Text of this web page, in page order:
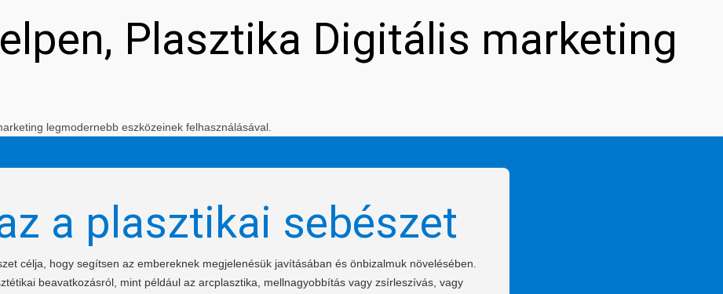
Plasztika Digitális marketing
legmodernebb eszközeinek felhasználásával.
a plasztikai sebészet
célja, hogy segítsen az embereknek megjelenésük javításában és önbizalmuk növelésében.
beavatkozásról, mint például az arcplasztika, mellnagyobbítás vagy zsírleszívás, vagy